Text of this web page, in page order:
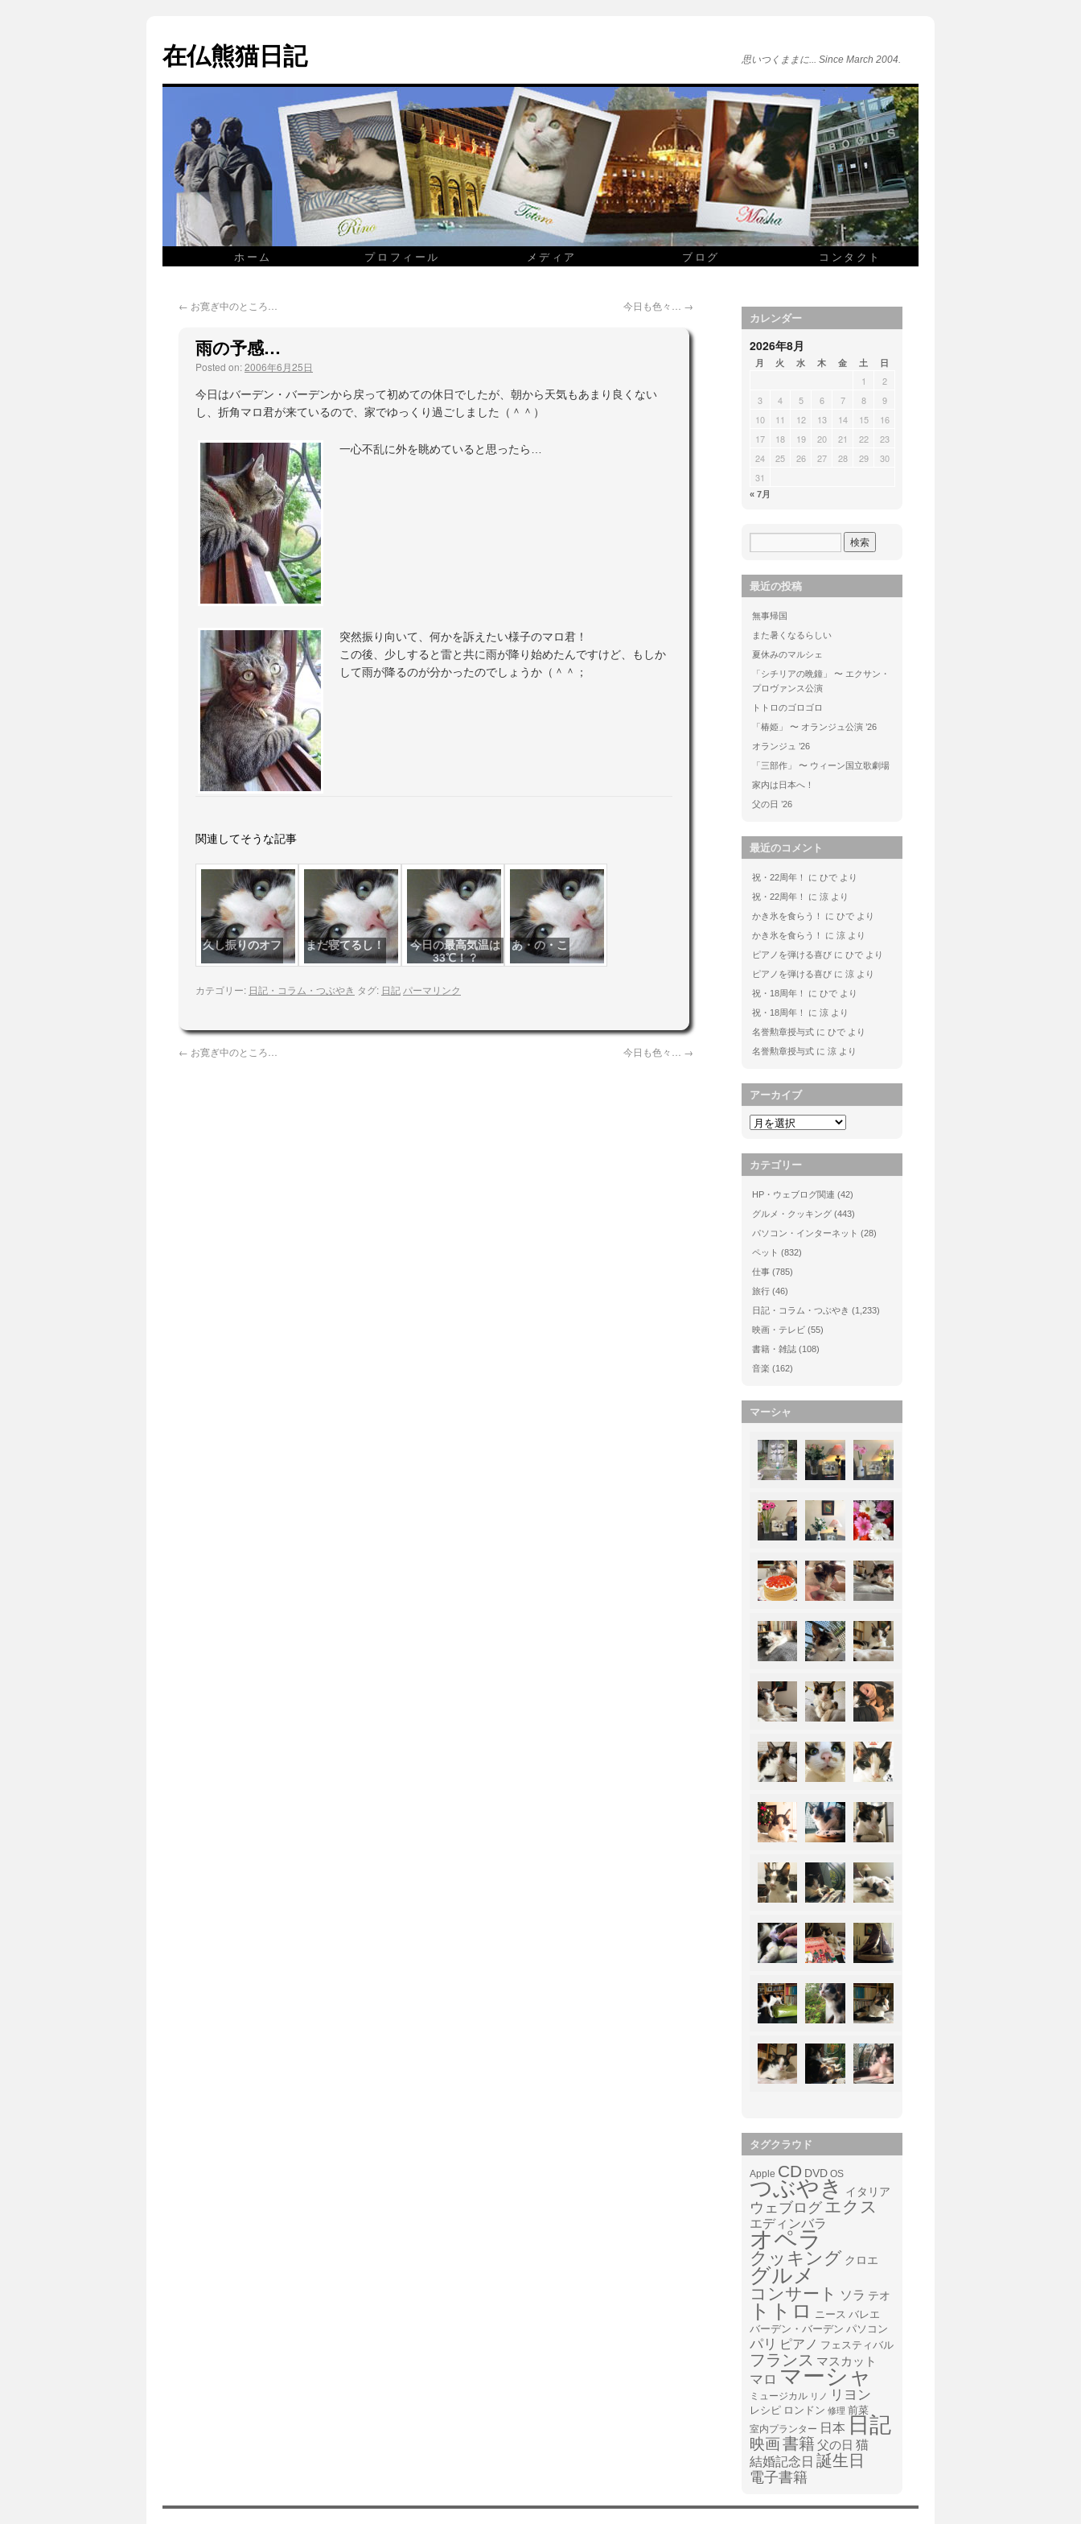
在仏熊猫日記 思いつくままに... Since March 2004.
ホーム プロフィール メディア ブログ コンタクト
← お寛ぎ中のところ… 今日も色々… →
雨の予感…
Posted on:2006年6月25日
今日はバーデン・バーデンから戻って初めての休日でしたが、朝から天気もあまり良くない
し、折角マロ君が来ているので、家でゆっくり過ごしました（＾＾）
一心不乱に外を眺めていると思ったら…
突然振り向いて、何かを訴えたい様子のマロ君！
この後、少しすると雷と共に雨が降り始めたんですけど、もしか
して雨が降るのが分かったのでしょうか（＾＾；
関連してそうな記事
久し振りのオフ まだ寝てるし！
今日の最高気温は
33℃！？
あ・の・こ
カテゴリー: 日記・コラム・つぶやき タグ: 日記 パーマリンク
← お寛ぎ中のところ… 今日も色々… →
カレンダー
2026年8月
月 火 水 木 金 土 日
1
2
3
4 5 6 7 8
9
10
11 12 13 14 15
16
17
18 19 20 21 22
23
24
25 26 27 28 29
30
31
« 7月
最近の投稿
無事帰国
また暑くなるらしい
夏休みのマルシェ
「シチリアの晩鐘」 〜 エクサン・
プロヴァンス公演
トトロのゴロゴロ
「椿姫」 〜 オランジュ公演 ’26
オランジュ ’26
「三部作」 〜 ウィーン国立歌劇場
家内は日本へ！
父の日 ’26
最近のコメント
祝・22周年！ に ひで より
祝・22周年！
に 涼 より
かき氷を食らう！
に ひで より
かき氷を食らう！
に 涼 より
ピアノを弾ける喜び に ひで より
ピアノを弾ける喜び に 涼 より
祝・18周年！
に ひで より
祝・18周年！
に 涼 より
名誉勲章授与式 に ひで より
名誉勲章授与式 に 涼 より
アーカイブ
カテゴリー
HP・ウェブログ関連 (42)
グルメ・クッキング (443)
パソコン・インターネット (28)
ペット (832)
仕事 (785)
旅行 (46)
日記・コラム・つぶやき (1,233)
映画・テレビ (55)
書籍・雑誌 (108)
音楽 (162)
マーシャ
タグクラウド
Apple CD DVD OS
つぶやき イタリア
ウェブログ エクス
エディンバラ
オペラ
クッキング クロエ
グルメ
コンサート ソラ テオ
トトロ ニース バレエ
バーデン・バーデン パソコン
パリ ピアノ フェスティバル
フランス マスカット
マロ マーシャ
ミュージカル リノ リヨン
レシピ ロンドン 修理 前菜
室内プランター 日本 日記
映画書籍 父の日 猫
結婚記念日 誕生日
電子書籍